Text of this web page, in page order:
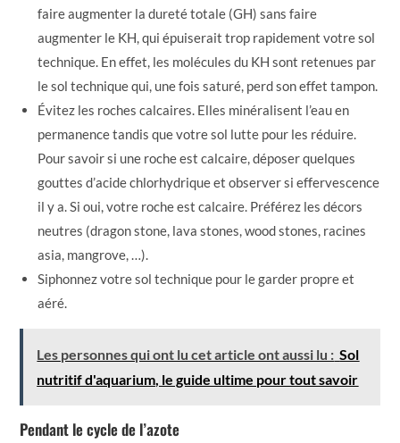
faire augmenter la dureté totale (GH) sans faire
augmenter le KH, qui épuiserait trop rapidement votre sol
technique. En effet, les molécules du KH sont retenues par
le sol technique qui, une fois saturé, perd son effet tampon.
Évitez les roches calcaires. Elles minéralisent l’eau en
permanence tandis que votre sol lutte pour les réduire.
Pour savoir si une roche est calcaire, déposer quelques
gouttes d’acide chlorhydrique et observer si effervescence
il y a. Si oui, votre roche est calcaire. Préférez les décors
neutres (dragon stone, lava stones, wood stones, racines
asia, mangrove, …).
Siphonnez votre sol technique pour le garder propre et
aéré.
Les personnes qui ont lu cet article ont aussi lu : Sol
nutritif d'aquarium, le guide ultime pour tout savoir
Pendant le cycle de l’azote